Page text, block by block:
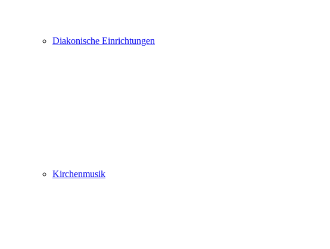
Diakonische Einrichtungen
Kirchenmusik